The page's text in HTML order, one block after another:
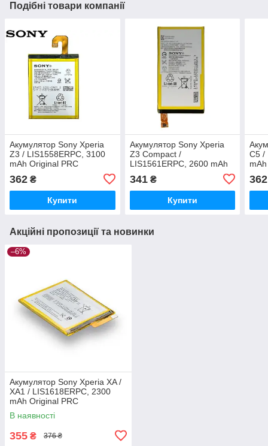
Подібні товари компанії
Акумулятор Sony Xperia
Z3 / LIS1558ERPC, 3100
mAh Original PRC
362 ₴
Купити
Акумулятор Sony Xperia
Z3 Compact /
LIS1561ERPC, 2600 mAh
341₴
Купити
C5 /
362
Акційні пропозиції та новинки
–6%
Акумулятор Sony Xperia XA /
XA1 / LIS1618ERPC, 2300
mAh Original PRC
В наявності
355 ₴ 376 ₴